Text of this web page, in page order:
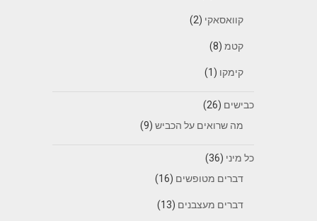
קוואסאקי (2)
קטמ(8)
קימקו (1)
כבישים (26)
מה שרואים על הכביש(9)
כל מיני (36)
דברים מטופשים (16)
דברים מעצבנים (13)